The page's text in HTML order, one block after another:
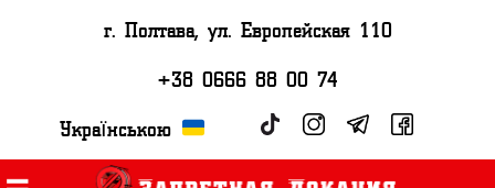
г. Полтава, ул. Европейская 110
+38 0666 88 00 74
Українською